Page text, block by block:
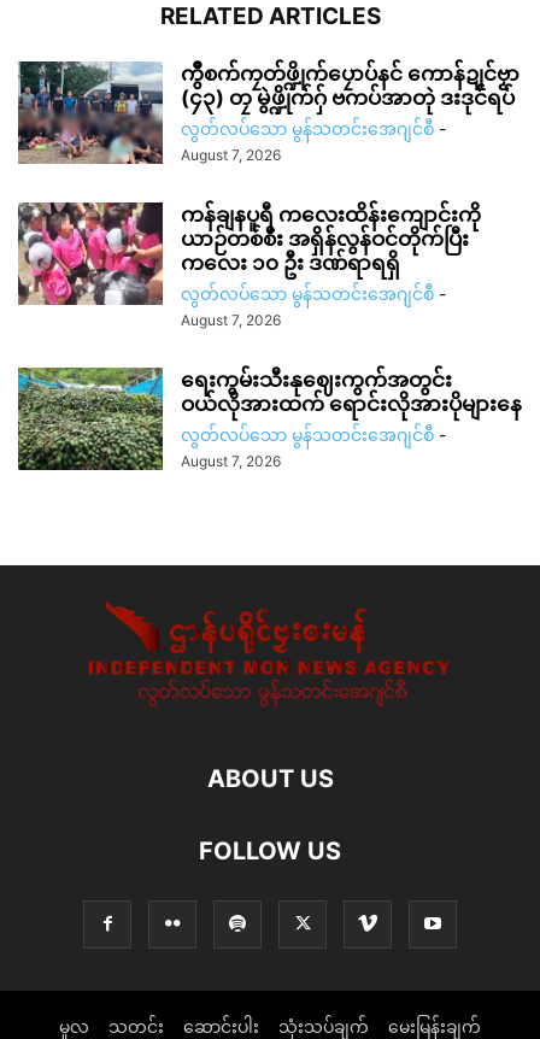
RELATED ARTICLES
ကွဳစက်ကၠတ်ဖ္ဍိုက်ပၠောပ်နင် ကောန်ဍုင်ဗၟာ
(၄၃) တၠ မွဲဖ္ဍိုက်ဂှ် ဗကပ်အာတုဲ ဒးဒုင်ရပ်
လွတ်လပ်သော မွန်သတင်းအေဂျင်စီ -
August 7, 2026
ကန်ချနပူရီ ကလေးထိန်းကျောင်းကို
ယာဉ်တစ်စီး အရှိန်လွန်ဝင်တိုက်ပြီး
ကလေး ၁၀ ဦး ဒဏ်ရာရရှိ
လွတ်လပ်သော မွန်သတင်းအေဂျင်စီ -
August 7, 2026
ရေးကွမ်းသီးနုဈေးကွက်အတွင်း
ဝယ်လိုအားထက် ရောင်းလိုအားပိုများနေ
လွတ်လပ်သော မွန်သတင်းအေဂျင်စီ -
August 7, 2026
ABOUT US
FOLLOW US
မူလ သတင်း ဆောင်းပါး သုံးသပ်ချက် မေးမြန်းချက်